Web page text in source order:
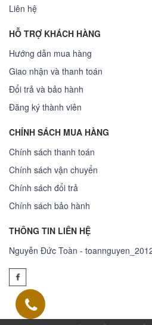
Liên hệ
HỖ TRỢ KHÁCH HÀNG
Hướng dẫn mua hàng
Giao nhận và thanh toán
Đổi trả và bảo hành
Đăng ký thành viên
CHÍNH SÁCH MUA HÀNG
Chính sách thanh toán
Chính sách vận chuyển
Chính sách đổi trả
Chính sách bảo hành
THÔNG TIN LIÊN HỆ
Nguyễn Đức Toàn -